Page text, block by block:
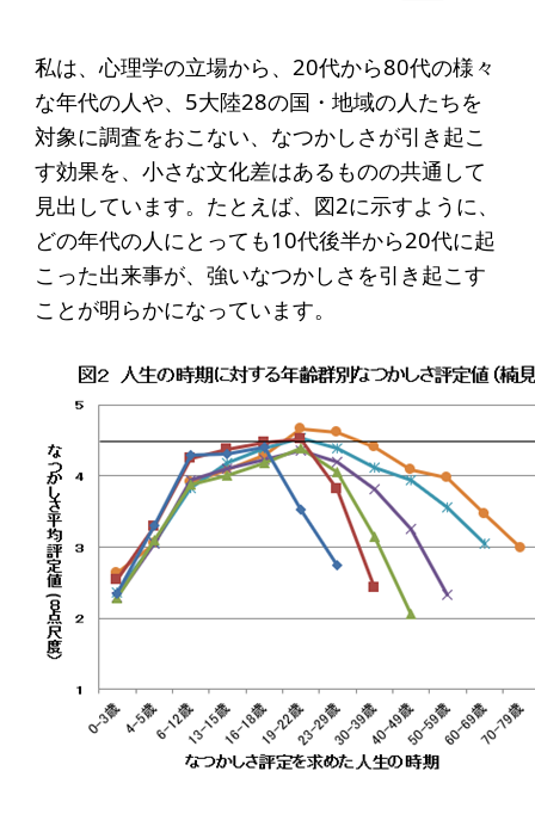
事業方針
募集要項
ソーシャルビジネスとは
丸和育志会の考える
ソーシャルビジネス
受賞者一覧
ソーシャルビジネス研究会
研究会のねらい
研究会一覧
ELPASO会
入会案内
会員限定ページ
私は、心理学の立場から、20代から80代の様々
な年代の人や、5大陸28の国・地域の人たちを
対象に調査をおこない、なつかしさが引き起こ
す効果を、小さな文化差はあるものの共通して
見出しています。たとえば、図2に示すように、
どの年代の人にとっても10代後半から20代に起
こった出来事が、強いなつかしさを引き起こす
ことが明らかになっています。